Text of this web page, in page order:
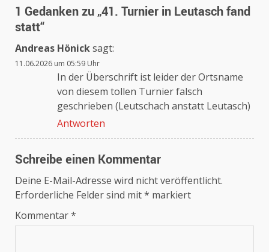
1 Gedanken zu „41. Turnier in Leutasch fand
statt“
Andreas Hönicksagt:
11.06.2026 um 05:59 Uhr
In der Überschrift ist leider der Ortsname
von diesem tollen Turnier falsch
geschrieben (Leutschach anstatt Leutasch)
Antworten
Schreibe einen Kommentar
Deine E-Mail-Adresse wird nicht veröffentlicht.
Erforderliche Felder sind mit* markiert
Kommentar*